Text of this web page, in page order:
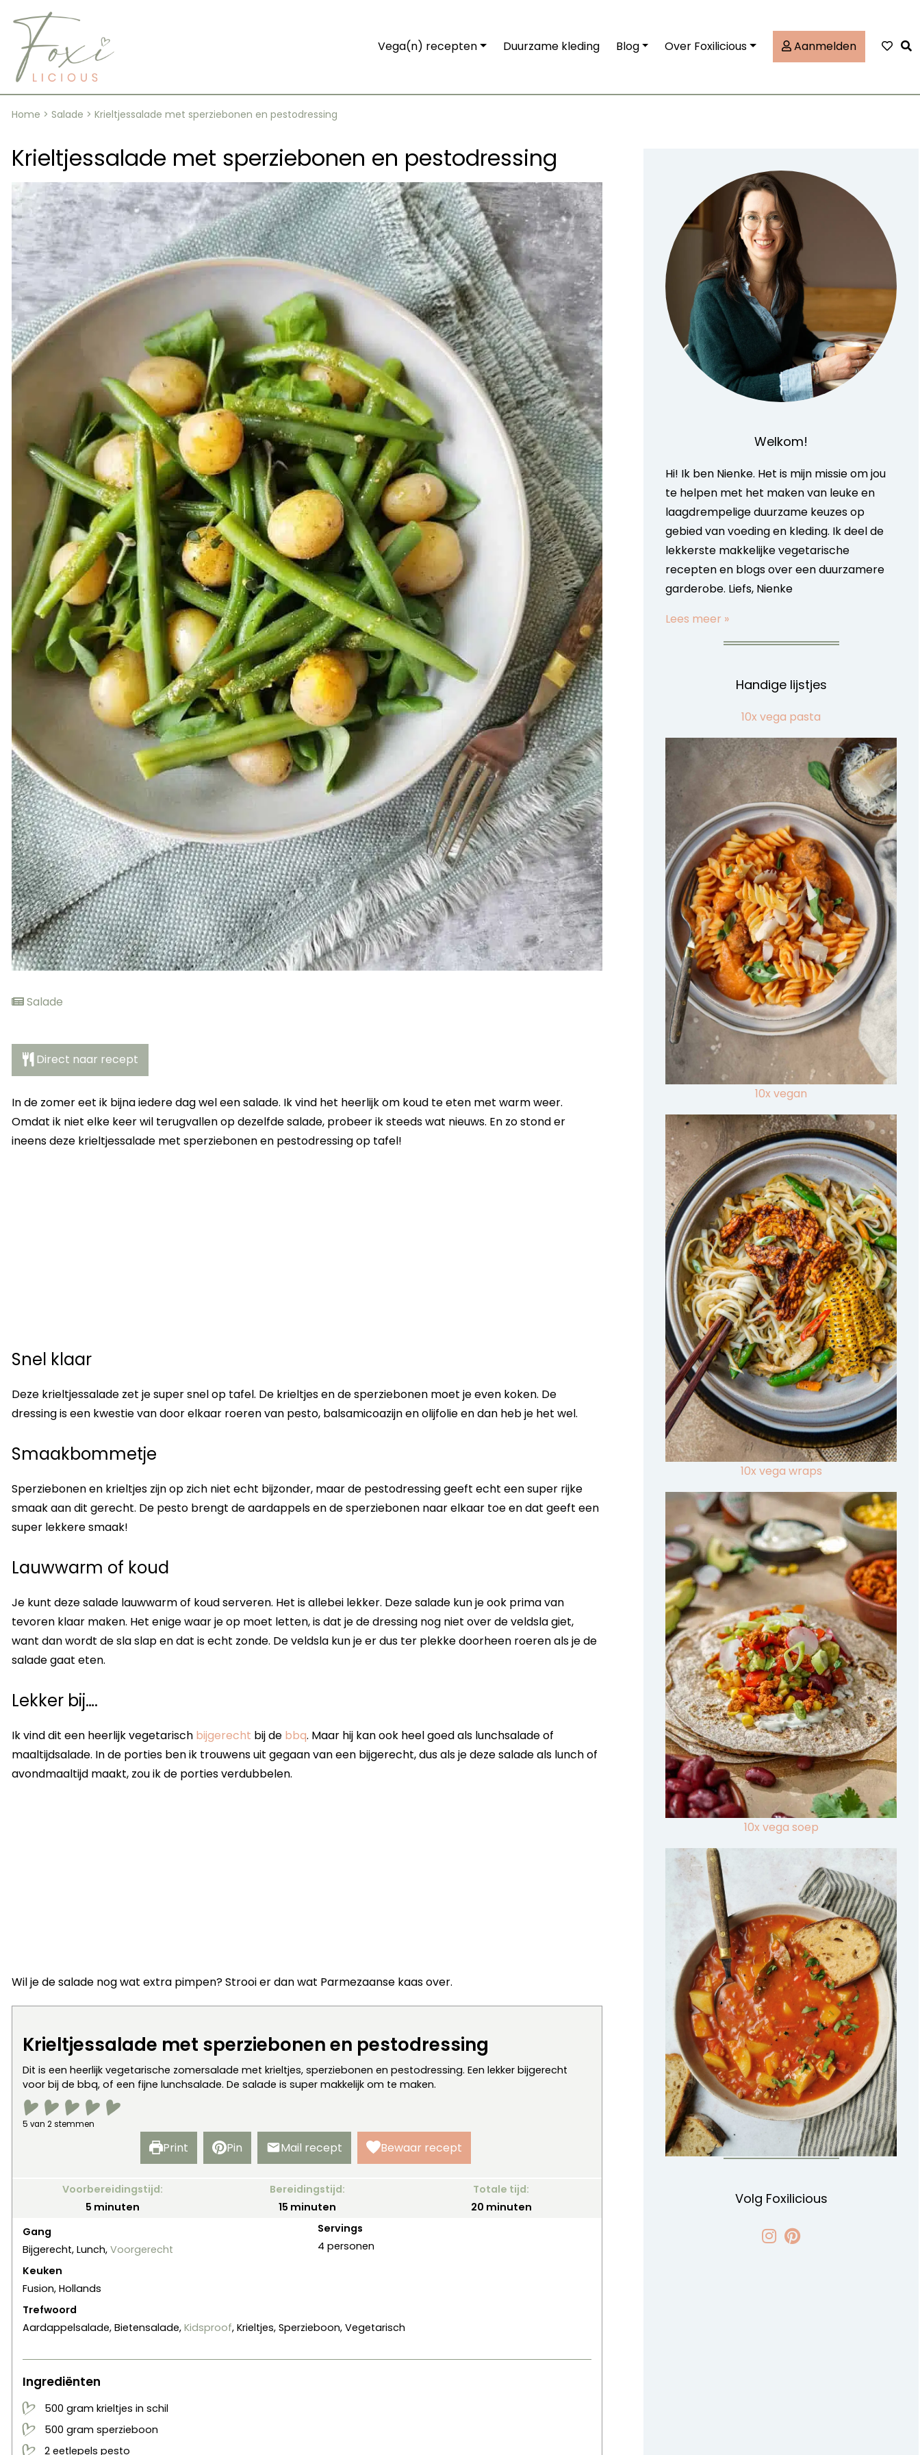
content
Vega(n) recepten Duurzame kleding Blog Over Foxilicious Aanmelden
Home > Salade > Krieltjessalade met sperziebonen en pestodressing
Krieltjessalade met sperziebonen en pestodressing
Salade
Direct naar recept
In de zomer eet ik bijna iedere dag wel een salade. Ik vind het heerlijk om koud te eten met warm weer.
Omdat ik niet elke keer wil terugvallen op dezelfde salade, probeer ik steeds wat nieuws. En zo stond er
ineens deze krieltjessalade met sperziebonen en pestodressing op tafel!
Snel klaar
Deze krieltjessalade zet je super snel op tafel. De krieltjes en de sperziebonen moet je even koken. De
dressing is een kwestie van door elkaar roeren van pesto, balsamicoazijn en olijfolie en dan heb je het wel.
Smaakbommetje
Sperziebonen en krieltjes zijn op zich niet echt bijzonder, maar de pestodressing geeft echt een super rijke
smaak aan dit gerecht. De pesto brengt de aardappels en de sperziebonen naar elkaar toe en dat geeft een
super lekkere smaak!
Lauwwarm of koud
Je kunt deze salade lauwwarm of koud serveren. Het is allebei lekker. Deze salade kun je ook prima van
tevoren klaar maken. Het enige waar je op moet letten, is dat je de dressing nog niet over de veldsla giet,
want dan wordt de sla slap en dat is echt zonde. De veldsla kun je er dus ter plekke doorheen roeren als je de
salade gaat eten.
Lekker bij….
Ik vind dit een heerlijk vegetarisch bijgerecht bij de bbq. Maar hij kan ook heel goed als lunchsalade of
maaltijdsalade. In de porties ben ik trouwens uit gegaan van een bijgerecht, dus als je deze salade als lunch of
avondmaaltijd maakt, zou ik de porties verdubbelen.
Wil je de salade nog wat extra pimpen? Strooi er dan wat Parmezaanse kaas over.
Krieltjessalade met sperziebonen en pestodressing
Dit is een heerlijk vegetarische zomersalade met krieltjes, sperziebonen en pestodressing. Een lekker bijgerecht
voor bij de bbq, of een fijne lunchsalade. De salade is super makkelijk om te maken.
5 van 2stemmen
Print Pin Mail recept Bewaar recept
Voorbereidingstijd:
5 minuten
minuten
Bereidingstijd:
15minuten
minuten
Totale tijd:
20minuten
minuten
Gang
Bijgerecht, Lunch, Voorgerecht
Keuken
Fusion, Hollands
Trefwoord
Aardappelsalade, Bietensalade, Kidsproof, Krieltjes, Sperzieboon, Vegetarisch
Servings
4 personen
Ingrediënten
500 gram krieltjes in schil
500 gram sperzieboon
2 eetlepels pesto
Welkom!
Hi! Ik ben Nienke. Het is mijn missie om jou
te helpen met het maken van leuke en
laagdrempelige duurzame keuzes op
gebied van voeding en kleding. Ik deel de
lekkerste makkelijke vegetarische
recepten en blogs over een duurzamere
garderobe. Liefs, Nienke
Lees meer »
Handige lijstjes
10x vega pasta
10x vegan
10x vega wraps
10x vega soep
Volg Foxilicious